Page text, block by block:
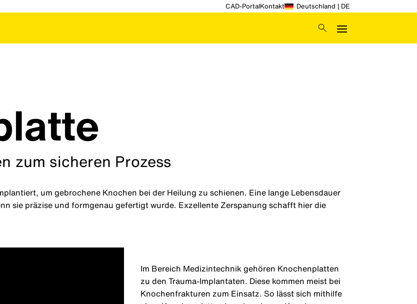
CAD-PortalKontakt Deutschland | DE
zum sicheren Prozess
um gebrochene Knochen bei der Heilung zu schienen. Eine lange Lebensdauer
sie präzise und formgenau gefertigt wurde. Exzellente Zerspanung schafft hier die
Im Bereich Medizintechnik gehören Knochenplatten
zu den Trauma-Implantaten. Diese kommen meist bei
Knochenfrakturen zum Einsatz. So lässt sich mithilfe